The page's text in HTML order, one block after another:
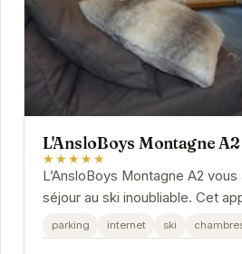
L'AnsloBoys Montagne A2
★★★★★
L’AnsloBoys Montagne A2
séjour au ski inoubliable. Cet
confortable et bien équipé
aux...
parking internet ski